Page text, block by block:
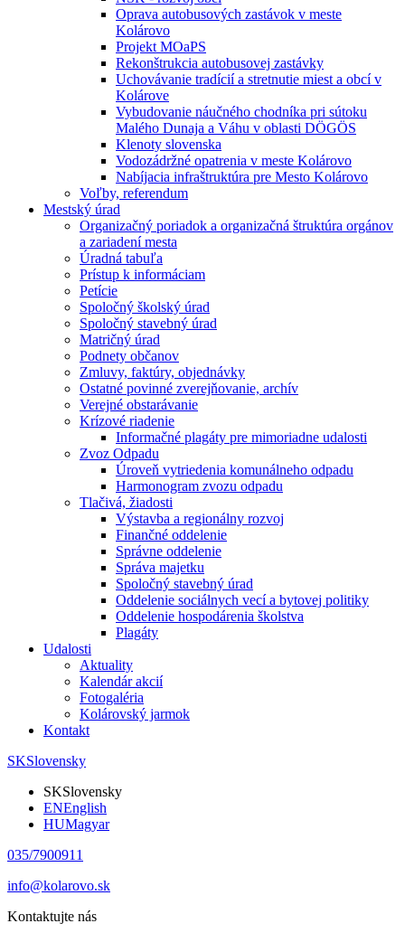
Oprava autobusových zastávok v meste
Kolárovo
Projekt MOaPS
Rekonštrukcia autobusovej zastávky
Uchovávanie tradícií a stretnutie miest a obcí v
Kolárove
Vybudovanie náučného chodníka pri sútoku
Malého Dunaja a Váhu v oblasti DÖGÖS
Klenoty slovenska
Vodozádržné opatrenia v meste Kolárovo
Nabíjacia infraštruktúra pre Mesto Kolárovo
Voľby, referendum
Mestský úrad
Organizačný poriadok a organizačná štruktúra orgánov
a zariadení mesta
Úradná tabuľa
Prístup k informáciam
Petície
Spoločný školský úrad
Spoločný stavebný úrad
Matričný úrad
Podnety občanov
Zmluvy, faktúry, objednávky
Ostatné povinné zverejňovanie, archív
Verejné obstarávanie
Krízové riadenie
Informačné plagáty pre mimoriadne udalosti
Zvoz Odpadu
Úroveň vytriedenia komunálneho odpadu
Harmonogram zvozu odpadu
Tlačivá, žiadosti
Výstavba a regionálny rozvoj
Finančné oddelenie
Správne oddelenie
Správa majetku
Spoločný stavebný úrad
Oddelenie sociálnych vecí a bytovej politiky
Oddelenie hospodárenia školstva
Plagáty
Udalosti
Aktuality
Kalendár akcií
Fotogaléria
Kolárovský jarmok
Kontakt
SKSlovensky
SKSlovensky
ENEnglish
HUMagyar
035/7900911
info@kolarovo.sk
Kontaktujte nás